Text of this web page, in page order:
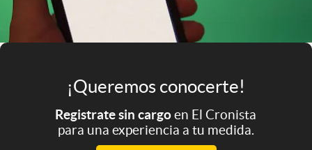
abre en nueva pestaña
Argentina
¡Queremos conocerte!
Registrate sin cargoen El Cronista
para una experiencia a tu medida.